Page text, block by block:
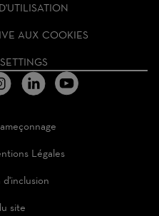
AUX COOKIES
Légales
d'inclusion
site